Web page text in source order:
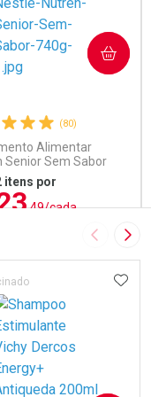
(80)
Alimentar
Senior Sem Sabor
itens por
,49/cada
COMPRAR
Imagem
AOS FAVORITOS